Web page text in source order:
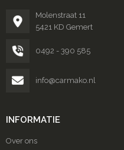
Molenstraat 11
5421 KD Gemert
0492 - 390 585
info@carmako.nl
INFORMATIE
Over ons